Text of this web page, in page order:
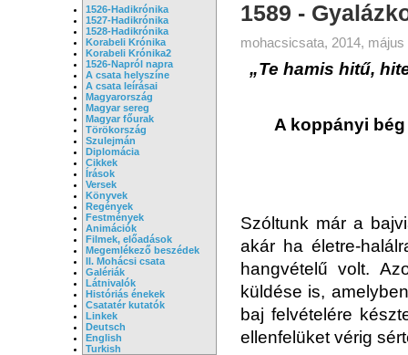
1526-Hadikrónika
1527-Hadikrónika
1528-Hadikrónika
Korabeli Krónika
Korabeli Krónika2
1526-Napról napra
A csata helyszíne
A csata leírásai
Magyarország
Magyar sereg
Magyar főurak
Törökország
Szulejmán
Diplomácia
Cikkek
Írások
Versek
Könyvek
Regények
Festmények
Animációk
Filmek, előadások
Megemlékező beszédek
II. Mohácsi csata
Galériák
Látnivalók
Históriás énekek
Csatatér kutatók
Linkek
Deutsch
English
Turkish
1589 -
mohacsicsata, 2014, május
„Te hamis hitű,
A koppányi
Szóltunk már a
akár ha életre-
hangvételű volt.
küldése is,
baj felvételére
ellenfelüket vérig